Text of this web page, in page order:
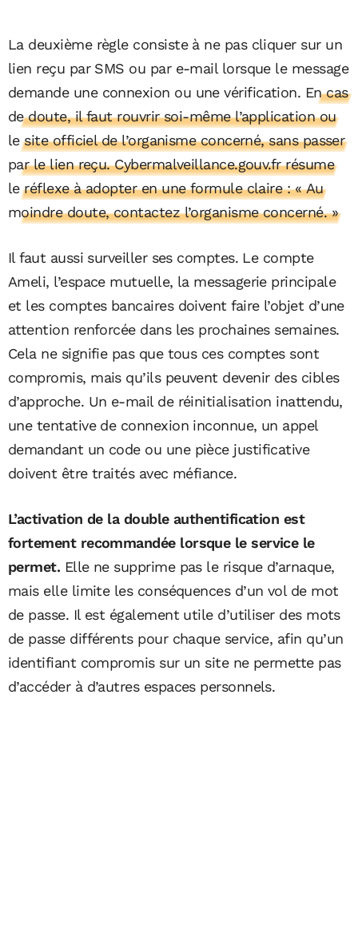
La deuxième règle consiste à ne pas cliquer sur un
lien reçu par SMS ou par e-mail lorsque le message
demande une connexion ou une vérification. En cas
de doute, il faut rouvrir soi-même l’application ou
le site officiel de l’organisme concerné, sans passer
par le lien reçu. Cybermalveillance.gouv.fr résume
le réflexe à adopter en une formule claire : « Au
moindre doute, contactez l’organisme concerné. »
Il faut aussi surveiller ses comptes. Le compte
Ameli, l’espace mutuelle, la messagerie principale
et les comptes bancaires doivent faire l’objet d’une
attention renforcée dans les prochaines semaines.
Cela ne signifie pas que tous ces comptes sont
compromis, mais qu’ils peuvent devenir des cibles
d’approche. Un e-mail de réinitialisation inattendu,
une tentative de connexion inconnue, un appel
demandant un code ou une pièce justificative
doivent être traités avec méfiance.
L’activation de la double authentification est
fortement recommandée lorsque le service le
permet. Elle ne supprime pas le risque d’arnaque,
mais elle limite les conséquences d’un vol de mot
de passe. Il est également utile d’utiliser des mots
de passe différents pour chaque service, afin qu’un
identifiant compromis sur un site ne permette pas
d’accéder à d’autres espaces personnels.